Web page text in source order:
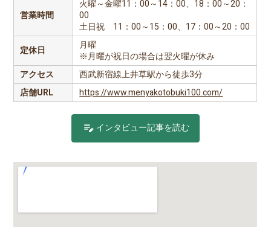
営業時間
火曜～金曜11：00～14：00、18：00～20：
00
土日祝 11：00～15：00、17：00～20：00
定休日
月曜
※月曜が祝日の場合は翌火曜が休み
アクセス
西武新宿線上井草駅から徒歩3分
店舗URL
https://www.menyakotobuki100.com/
edit_note インタビュー記事を読む